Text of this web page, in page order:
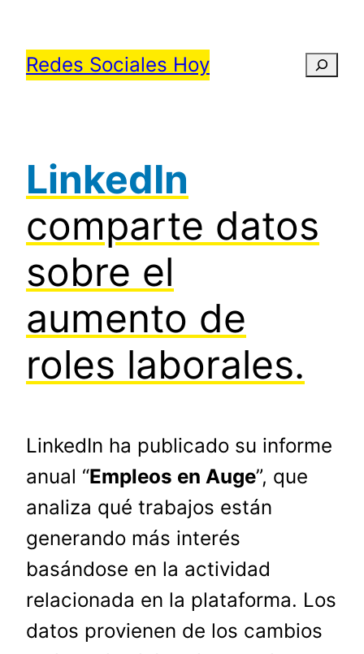
contenido
Redes Sociales Hoy
LinkedIn
comparte datos
sobre el
aumento de
roles laborales.
LinkedIn ha publicado su informe
anual “Empleos en Auge”, que
analiza qué trabajos están
generando más interés
basándose en la actividad
relacionada en la plataforma. Los
datos provienen de los cambios